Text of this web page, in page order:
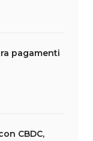
pagamenti
CBDC,